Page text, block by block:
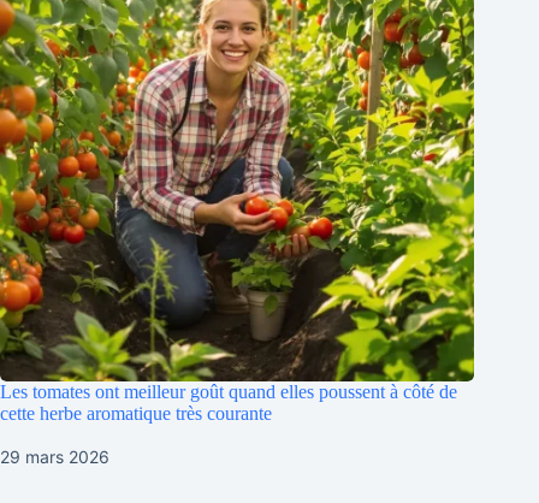
Les tomates ont meilleur goût quand elles poussent à côté de
cette herbe aromatique très courante
29 mars 2026